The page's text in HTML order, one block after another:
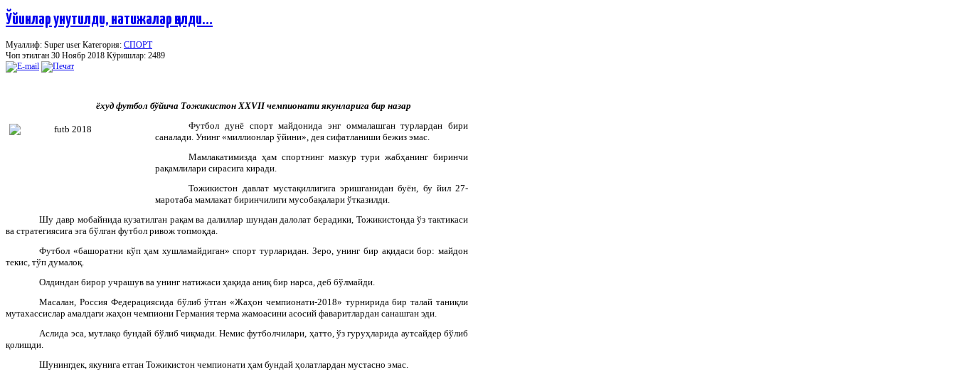
Ўйинлар унутилди, натижалар қолди…
Муаллиф: Super user Категория: СПОРТ
Чоп этилган 30 Ноябр 2018 Кӯришлар: 2489
ёхуд футбол бўйича Тожикистон XXVIIчемпионати якунларига бир назар
Футбол дунё спорт майдонида энг оммалашган турлардан бири
саналади. Унинг «миллионлар ўйини», дея сифатланиши бежиз эмас.
Мамлакатимизда ҳам спортнинг мазкур тури жабҳанинг биринчи
рақамлилари сирасига киради.
Тожикистон давлат мустақиллигига эришганидан буён, бу йил 27-
маротаба мамлакат биринчилиги мусобақалари ўтказилди.
Шу давр мобайнида кузатилган рақам ва далиллар шундан далолат берадики, Тожикистонда ўз тактикаси
ва стратегиясига эга бўлган футбол ривож топмоқда.
Футбол «башоратни кўп ҳам хушламайдиган» спорт турларидан. Зеро, унинг бир ақидаси бор: майдон
текис, тўп думалоқ.
Олдиндан бирор учрашув ва унинг натижаси ҳақида аниқ бир нарса, деб бўлмайди.
Масалан, Россия Федерациясида бўлиб ўтган «Жаҳон чемпионати-2018» турнирида бир талай таниқли
мутахассислар амалдаги жаҳон чемпиони Германия терма жамоасини асосий фаваритлардан санашган эди.
Аслида эса, мутлақо бундай бўлиб чиқмади. Немис футболчилари, ҳатто, ўз гуруҳларида аутсайдер бўлиб
қолишди.
Шунингдек, якунига етган Тожикистон чемпионати ҳам бундай ҳолатлардан мустасно эмас.